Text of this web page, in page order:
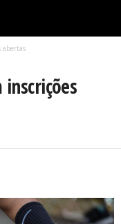
abertas